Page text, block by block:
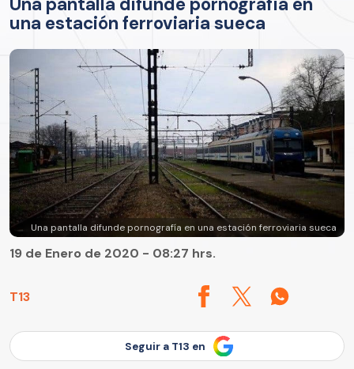
una estación ferroviaria sueca
Una pantalla difunde pornografía en una estación ferroviaria sueca
T13
19 de Enero de 2020 - 08:27 hrs.
Seguir a T13 en